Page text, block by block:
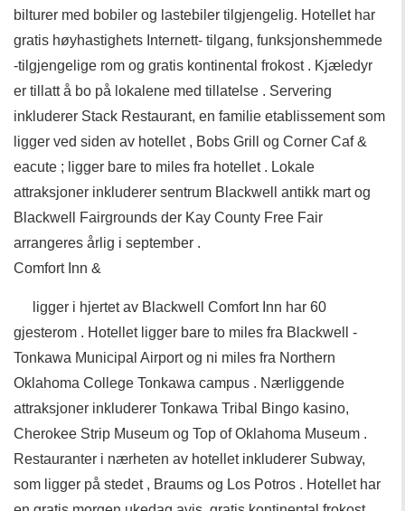
bilturer med bobiler og lastebiler tilgjengelig. Hotellet har
gratis høyhastighets Internett- tilgang, funksjonshemmede
-tilgjengelige rom og gratis kontinental frokost . Kjæledyr
er tillatt å bo på lokalene med tillatelse . Servering
inkluderer Stack Restaurant, en familie etablissement som
ligger ved siden av hotellet , Bobs Grill og Corner Caf &
eacute ; ligger bare to miles fra hotellet . Lokale
attraksjoner inkluderer sentrum Blackwell antikk mart og
Blackwell Fairgrounds der Kay County Free Fair
arrangeres årlig i september .
Comfort Inn &
ligger i hjertet av Blackwell Comfort Inn har 60
gjesterom . Hotellet ligger bare to miles fra Blackwell -
Tonkawa Municipal Airport og ni miles fra Northern
Oklahoma College Tonkawa campus . Nærliggende
attraksjoner inkluderer Tonkawa Tribal Bingo kasino,
Cherokee Strip Museum og Top of Oklahoma Museum .
Restauranter i nærheten av hotellet inkluderer Subway,
som ligger på stedet , Braums og Los Potros . Hotellet har